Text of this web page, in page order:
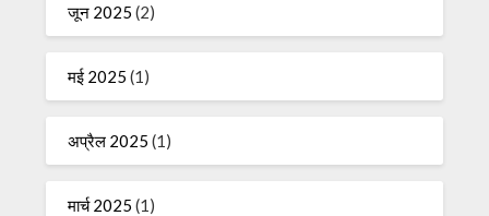
जून 2025 (2)
मई 2025 (1)
अप्रैल 2025 (1)
मार्च 2025 (1)